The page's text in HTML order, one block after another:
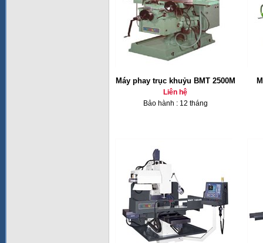
Máy phay trục khuỷu BMT 2500M
Liên hệ
Bảo hành : 12 tháng